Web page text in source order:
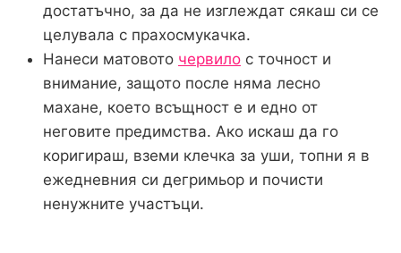
достатъчно, за да не изглеждат сякаш си се
целувала с прахосмукачка.
Нанеси матовото червило с точност и
внимание, защото после няма лесно
махане, което всъщност е и едно от
неговите предимства. Ако искаш да го
коригираш, вземи клечка за уши, топни я в
ежедневния си дегримьор и почисти
ненужните участъци.